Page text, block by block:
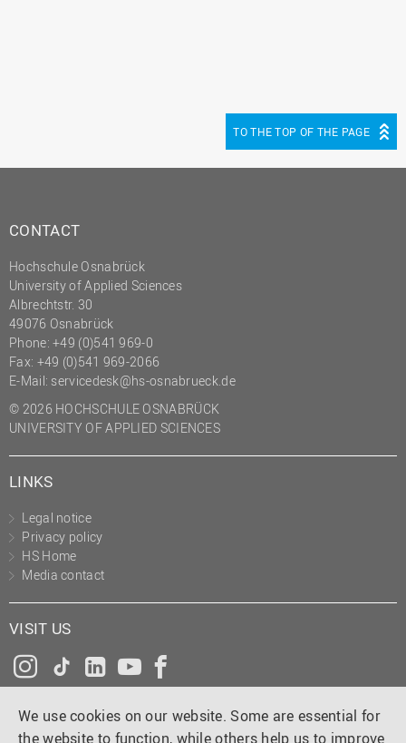
We use cookies on our website. Some are essential for
the website to function, while others help us to improve
TO THE TOP OF THE PAGE
CONTACT
Hochschule Osnabrück
University of Applied Sciences
Albrechtstr. 30
49076 Osnabrück
Phone: +49 (0)541 969-0
Fax: +49 (0)541 969-2066
E-Mail: servicedesk@hs-osnabrueck.de
© 2026 HOCHSCHULE OSNABRÜCK
UNIVERSITY OF APPLIED SCIENCES
LINKS
Legal notice
Privacy policy
HS Home
Media contact
VISIT US
Instagram
Tiktok
LinkedInYouTube